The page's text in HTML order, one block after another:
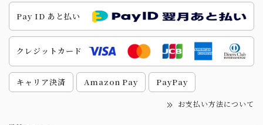
Pay ID あと払い
クレジットカード
キャリア決済 Amazon Pay PayPay
お支払い方法について